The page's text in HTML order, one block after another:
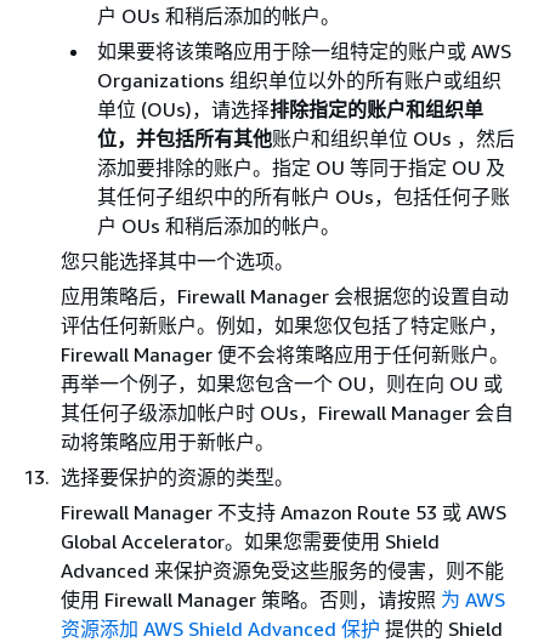
户 OUs 和稍后添加的帐户。
如果要将该策略应用于除一组特定的账户或 AWS
Organizations 组织单位以外的所有账户或组织
单位 (OUs)，请选择排除指定的账户和组织单
位，并包括所有其他账户和组织单位 OUs ，然后
添加要排除的账户。指定 OU 等同于指定 OU 及
其任何子组织中的所有帐户 OUs，包括任何子账
户 OUs 和稍后添加的帐户。
您只能选择其中一个选项。
应用策略后，Firewall Manager 会根据您的设置自动
评估任何新账户。例如，如果您仅包括了特定账户，
Firewall Manager 便不会将策略应用于任何新账户。
再举一个例子，如果您包含一个 OU，则在向 OU 或
其任何子级添加帐户时 OUs，Firewall Manager 会自
动将策略应用于新帐户。
选择要保护的资源的类型。
Firewall Manager 不支持 Amazon Route 53 或 AWS
Global Accelerator。如果您需要使用 Shield
Advanced 来保护资源免受这些服务的侵害，则不能
使用 Firewall Manager 策略。否则，请按照 为 AWS
资源添加 AWS Shield Advanced 保护 提供的 Shield